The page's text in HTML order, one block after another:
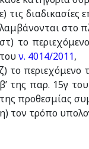
ε) τις
λαμβάνονται στο
στ) το
του ν. 4014/2011,
ζ) το περιεχόμενο
β’ της παρ. 15γ
της προθεσμίας
η) τον τρόπο